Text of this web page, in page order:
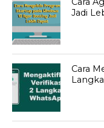
Jadi
Cara